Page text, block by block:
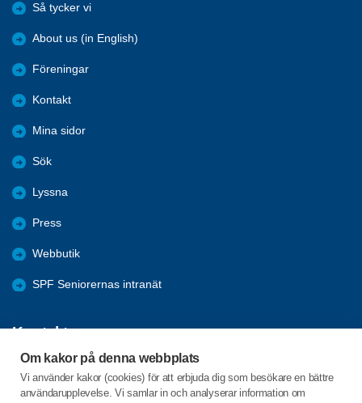
Om kakor på denna webbplats
Vi använder kakor (cookies) för att erbjuda dig som besökare en bättre
användarupplevelse. Vi samlar in och analyserar information om
Så tycker vi
About us (in English)
Föreningar
Kontakt
Mina sidor
Sök
Lyssna
Press
Webbutik
SPF Seniorernas intranät
Kontakta oss
Förbundets växel har öppet måndag - fredag, 09:00 - 15:00 med
stängt för lunch 12:00-13:00.